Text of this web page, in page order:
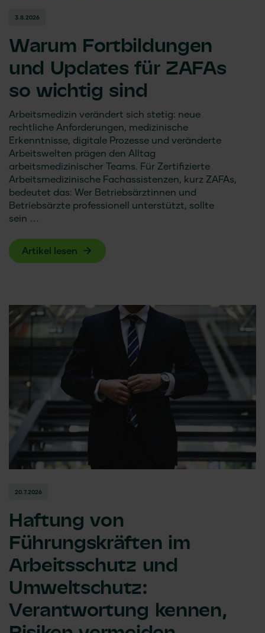
3.8.2026
Warum Fortbildungen
und Updates für ZAFAs
so wichtig sind
Arbeitsmedizin verändert sich stetig: neue
rechtliche Anforderungen, medizinische
Erkenntnisse, digitale Prozesse und veränderte
Arbeitswelten prägen den Alltag
arbeitsmedizinischer Teams. Für Zertifizierte
Arbeitsmedizinische Fachassistenzen, kurz ZAFAs,
bedeutet das: Wer Betriebsärztinnen und
Betriebsärzte professionell unterstützt, sollte
sein …
Artikel lesen
20.7.2026
Haftung von
Führungskräften im
Arbeitsschutz und
Umweltschutz:
Verantwortung kennen,